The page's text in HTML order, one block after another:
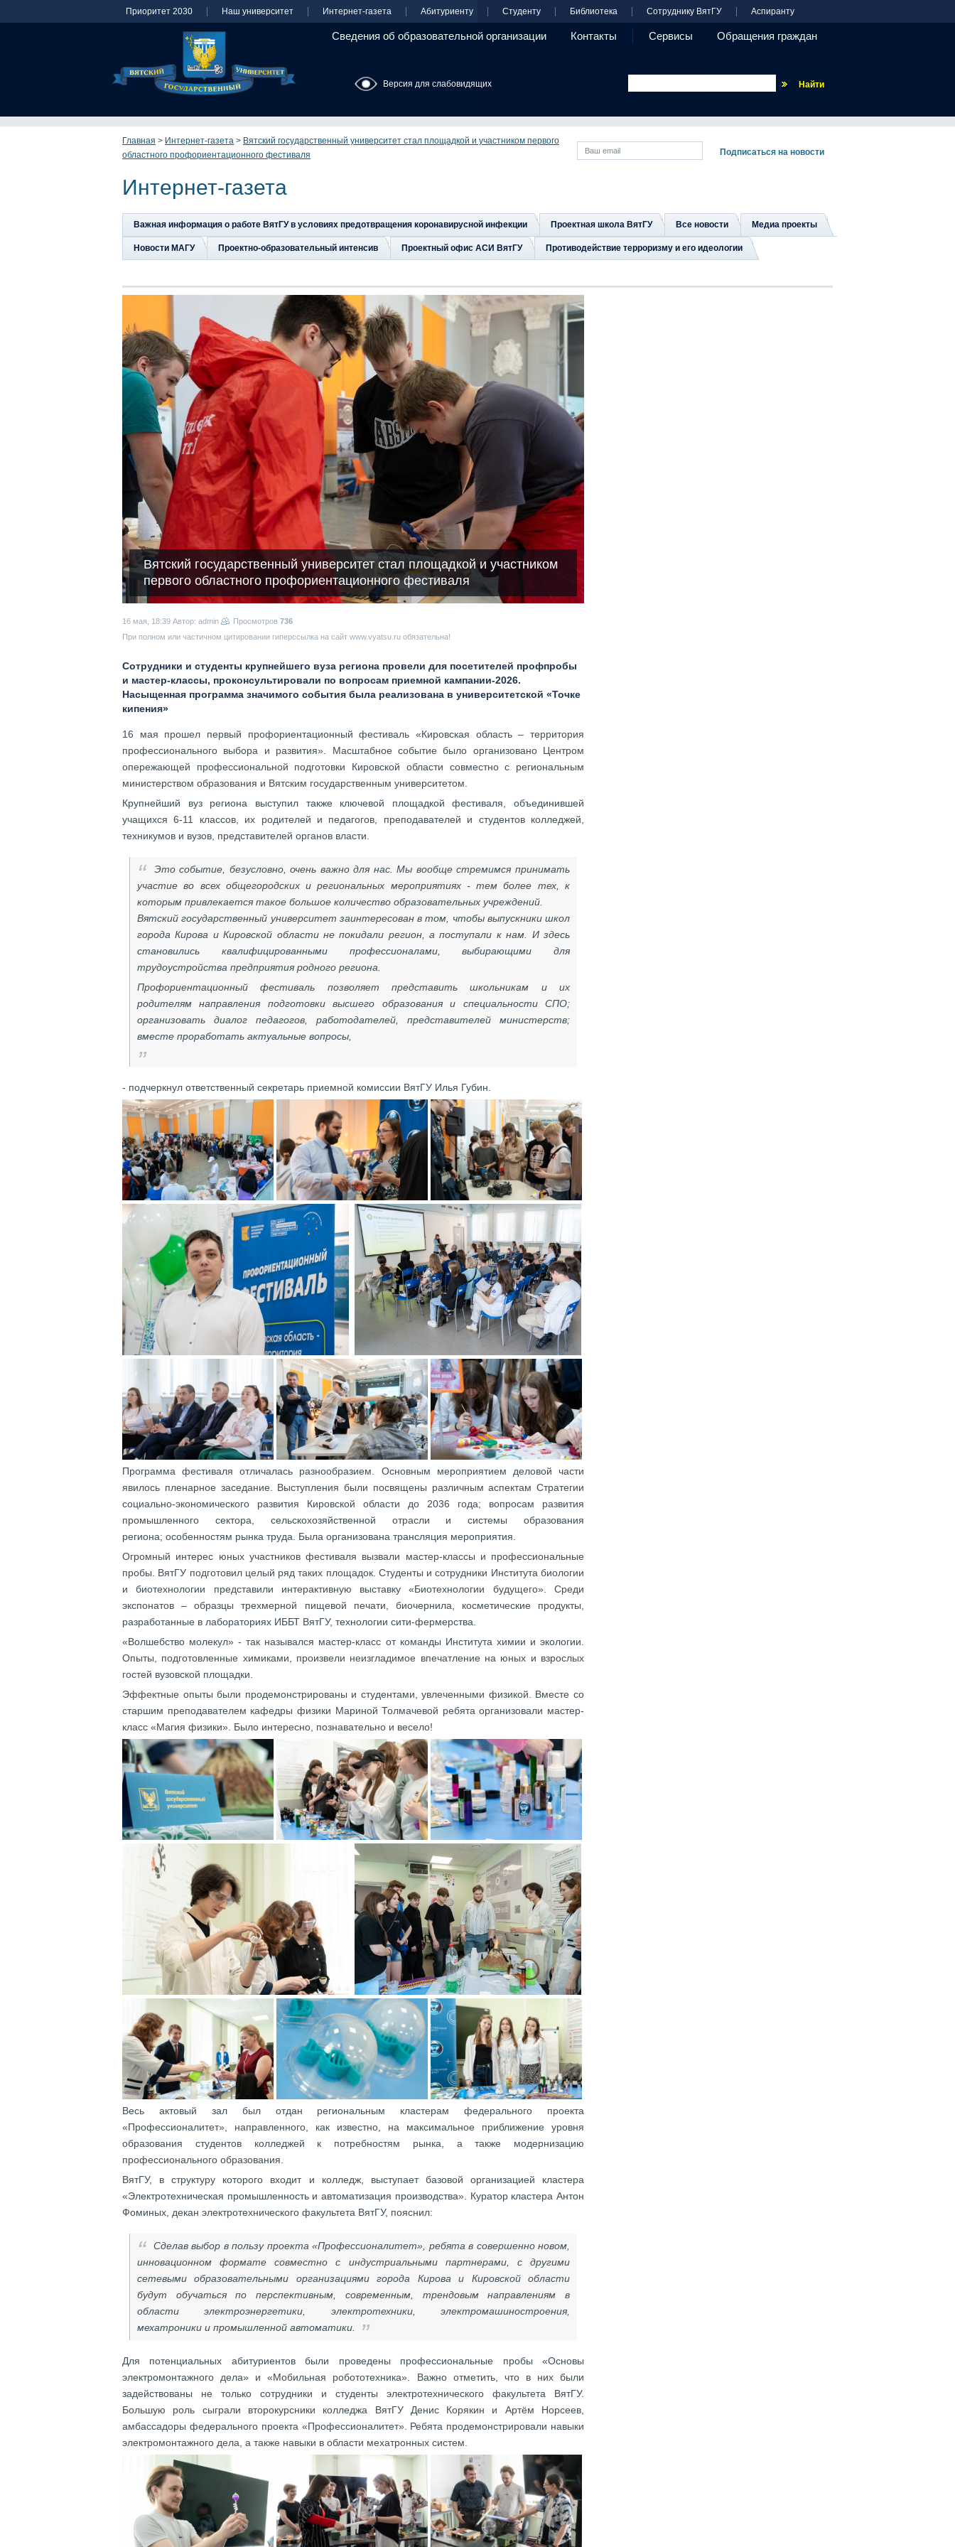
Приоритет 2030 Наш университет Интернет-газета Абитуриенту Студенту Библиотека Сотруднику ВятГУ Аспиранту
Сведения об образовательной организации Контакты Сервисы Обращения граждан
Версия для слабовидящих
Главная > Интернет-газета > Вятский государственный университет стал площадкой и участником первого
областного профориентационного фестиваля
Интернет-газета
Важная информация о работе ВятГУ в условиях предотвращения коронавирусной инфекции Проектная школа ВятГУ Все новости Медиа проекты
Новости МАГУ Проектно-образовательный интенсив Проектный офис АСИ ВятГУ Противодействие терроризму и его идеологии
Вятский государственный университет стал площадкой и участником
первого областного профориентационного фестиваля
16 мая, 18:39 Автор: admin Просмотров 736
При полном или частичном цитировании гиперссылка на сайт www.vyatsu.ru обязательна!
Сотрудники и студенты крупнейшего вуза региона провели для посетителей профпробы
и мастер-классы, проконсультировали по вопросам приемной кампании-2026.
Насыщенная программа значимого события была реализована в университетской «Точке
кипения»
16 мая прошел первый профориентационный фестиваль «Кировская область – территория
профессионального выбора и развития». Масштабное событие было организовано Центром
опережающей профессиональной подготовки Кировской области совместно с региональным
министерством образования и Вятским государственным университетом.
Крупнейший вуз региона выступил также ключевой площадкой фестиваля, объединившей
учащихся 6-11 классов, их родителей и педагогов, преподавателей и студентов колледжей,
техникумов и вузов, представителей органов власти.
Это событие, безусловно, очень важно для нас. Мы вообще стремимся принимать
участие во всех общегородских и региональных мероприятиях - тем более тех, к
которым привлекается такое большое количество образовательных учреждений.
Вятский государственный университет заинтересован в том, чтобы выпускники школ
города Кирова и Кировской области не покидали регион, а поступали к нам. И здесь
становились квалифицированными профессионалами, выбирающими для
трудоустройства предприятия родного региона.
Профориентационный фестиваль позволяет представить школьникам и их
родителям направления подготовки высшего образования и специальности СПО;
организовать диалог педагогов, работодателей, представителей министерств;
вместе проработать актуальные вопросы,
- подчеркнул ответственный секретарь приемной комиссии ВятГУ Илья Губин.
Программа фестиваля отличалась разнообразием. Основным мероприятием деловой части
явилось пленарное заседание. Выступления были посвящены различным аспектам Стратегии
социально-экономического развития Кировской области до 2036 года; вопросам развития
промышленного сектора, сельскохозяйственной отрасли и системы образования
региона; особенностям рынка труда. Была организована трансляция мероприятия.
Огромный интерес юных участников фестиваля вызвали мастер-классы и профессиональные
пробы. ВятГУ подготовил целый ряд таких площадок. Студенты и сотрудники Института биологии
и биотехнологии представили интерактивную выставку «Биотехнологии будущего». Среди
экспонатов – образцы трехмерной пищевой печати, биочернила, косметические продукты,
разработанные в лабораториях ИББТ ВятГУ, технологии сити-фермерства.
«Волшебство молекул» - так назывался мастер-класс от команды Института химии и экологии.
Опыты, подготовленные химиками, произвели неизгладимое впечатление на юных и взрослых
гостей вузовской площадки.
Эффектные опыты были продемонстрированы и студентами, увлеченными физикой. Вместе со
старшим преподавателем кафедры физики Мариной Толмачевой ребята организовали мастер-
класс «Магия физики». Было интересно, познавательно и весело!
Весь актовый зал был отдан региональным кластерам федерального проекта
«Профессионалитет», направленного, как известно, на максимальное приближение уровня
образования студентов колледжей к потребностям рынка, а также модернизацию
профессионального образования.
ВятГУ, в структуру которого входит и колледж, выступает базовой организацией кластера
«Электротехническая промышленность и автоматизация производства». Куратор кластера Антон
Фоминых, декан электротехнического факультета ВятГУ, пояснил:
Сделав выбор в пользу проекта «Профессионалитет», ребята в совершенно новом,
инновационном формате совместно с индустриальными партнерами, с другими
сетевыми образовательными организациями города Кирова и Кировской области
будут обучаться по перспективным, современным, трендовым направлениям в
области электроэнергетики, электротехники, электромашиностроения,
мехатроники и промышленной автоматики.
Для потенциальных абитуриентов были проведены профессиональные пробы «Основы
электромонтажного дела» и «Мобильная робототехника». Важно отметить, что в них были
задействованы не только сотрудники и студенты электротехнического факультета ВятГУ.
Большую роль сыграли второкурсники колледжа ВятГУ Денис Корякин и Артём Норсеев,
амбассадоры федерального проекта «Профессионалитет». Ребята продемонстрировали навыки
электромонтажного дела, а также навыки в области мехатронных систем.